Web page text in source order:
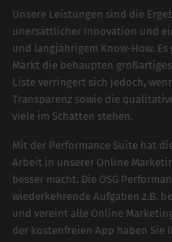
Unsere Leistungen sind die
unersättlicher Innovation und
und langjährigem Know-How.
Markt die behaupten großartiges
Liste verringert sich jedoch,
Transparenz sowie die
viele im Schatten stehen.
Mit der Performance Suite hat
Arbeit in unserer Online
besser macht. Die OSG
wiederkehrende Aufgaben z.B.
und vereint alle Online
der kostenfreien App haben Sie